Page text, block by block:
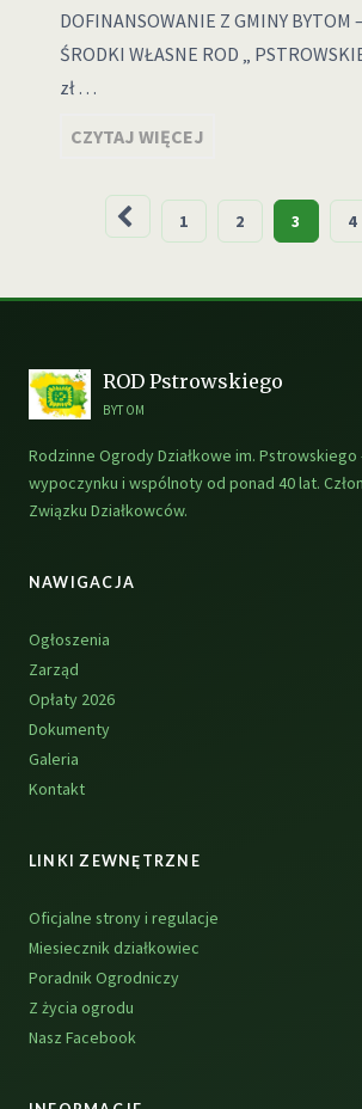
DOFINANSOWANIE Z GMINY BYTOM
ŚRODKI WŁASNE ROD „
zł …
CZYTAJ WIĘCEJ
Stronicowanie
1 2 3 4
ROD Pstrowskiego
BYTOM
Rodzinne Ogrody Działkowe im.
wypoczynku i wspólnoty od ponad 40 lat.
Związku Działkowców.
NAWIGACJA
Ogłoszenia
Zarząd
Opłaty 2026
Dokumenty
Galeria
Kontakt
LINKI ZEWNĘTRZNE
Oficjalne strony i regulacje
Miesiecznik działkowiec
Poradnik Ogrodniczy
Z życia ogrodu
Nasz Facebook